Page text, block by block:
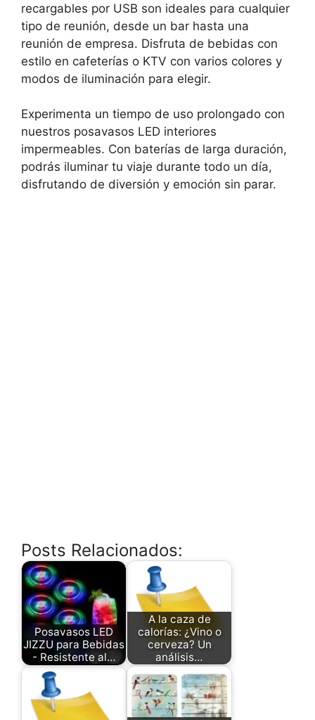
recargables por USB son ideales para cualquier
tipo de reunión, desde un bar hasta una
reunión de empresa. Disfruta de bebidas con
estilo en cafeterías o KTV con varios colores y
modos de iluminación para elegir.
Experimenta un tiempo de uso prolongado con
nuestros posavasos LED interiores
impermeables. Con baterías de larga duración,
podrás iluminar tu viaje durante todo un día,
disfrutando de diversión y emoción sin parar.
Posts Relacionados:
Posavasos LED
JIZZU para Bebidas
- Resistente al…
A la caza de
calorías: ¿Vino o
cerveza? Un
análisis…